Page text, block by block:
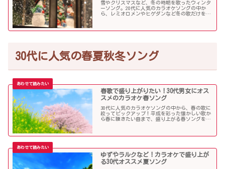
雪やクリスマスなど、冬の時期を歌ったウィンタ
ーソング。20代に人気のカラオケソングの中か
ら、レミオロメンやヒゲダンなど冬の歌だけを個
30代に人気の春夏秋冬ソング
春歌で盛り上がりたい！30代男女にオス
スメのカラオケ春ソング
30代に人気のカラオケソングの中から、春の歌に
絞ってピックアップ！平成を彩った懐かしい歌か
ら春に聴きたい曲まで、盛り上がる春ソングを集
ゆずやラルクなど！カラオケで盛り上が
る30代オススメ夏ソング